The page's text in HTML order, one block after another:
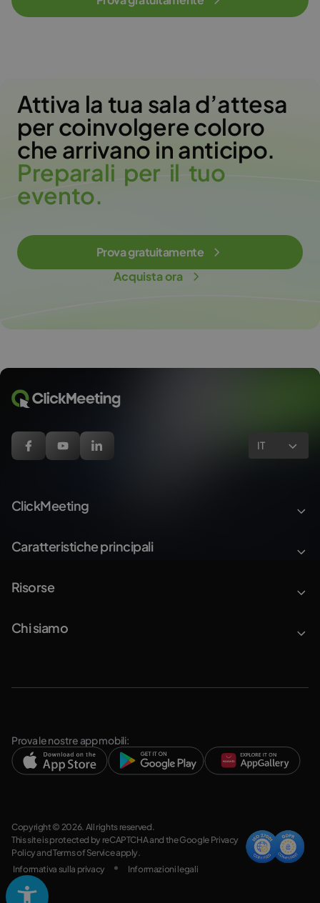
Attiva la tua sala d’attesa
per coinvolgere coloro
che arrivano in anticipo.
Preparali per il tuo
evento.
Prova gratuitamente
Acquista ora
IT
ClickMeeting
Caratteristiche principali
Risorse
Chi siamo
Prova le nostre app mobili:
Copyright © 2026. All rights reserved.
This site is protected by reCAPTCHA and the Google Privacy
PolicyandTerms of Serviceapply.
Informativa sulla privacy
Informazioni legali